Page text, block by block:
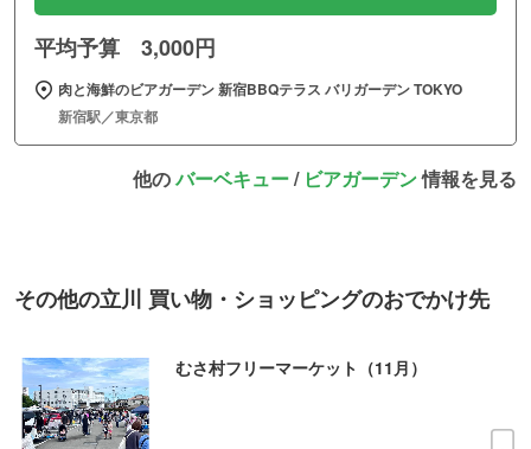
平均予算 3,000円
肉と海鮮のビアガーデン 新宿BBQテラス バリガーデン TOKYO
新宿駅／東京都
他のバーベキュー/ ビアガーデン情報を見る
その他の立川 買い物・ショッピングのおでかけ先
むさ村フリーマーケット（11月）